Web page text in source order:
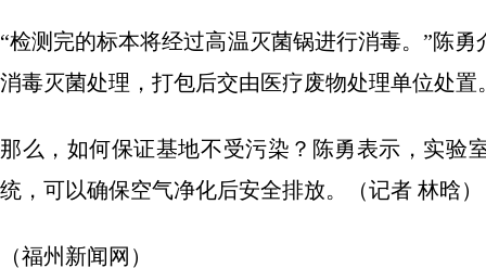
“检测完的标本将经过高温灭菌锅进行消毒。”陈
消毒灭菌处理，打包后交由医疗废物处理单位处置
那么，如何保证基地不受污染？陈勇表示，实验
统，可以确保空气净化后安全排放。（记者 林晗）
（福州新闻网）